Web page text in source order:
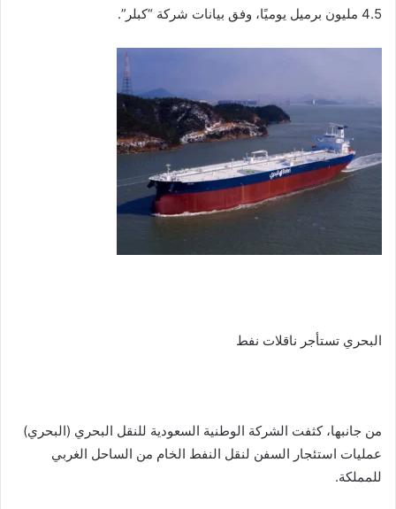
4.5 مليون برميل يوميًا، وفق بيانات شركة “كبلر”.
البحري تستأجر ناقلات نفط
من جانبها، كثفت الشركة الوطنية السعودية للنقل البحري (البحري)
عمليات استئجار السفن لنقل النفط الخام من الساحل الغربي
للمملكة.